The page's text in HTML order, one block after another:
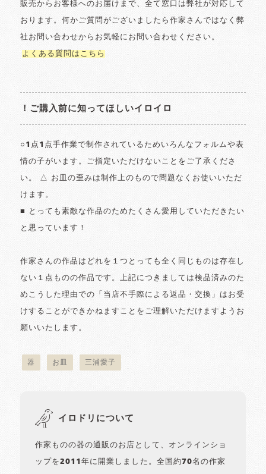
販売からお客様へのお届けまで、全て窓口は弊社が対応して
おります。何かご質問がございましたら作家さんではなく弊
社お問い合わせからお気軽にお問い合わせください。
よくある質問はこちら
！ご購入前に知ってほしいイロイロ
○1点1点手作業で制作されているためいろんなフォルムや表
情の子がいます。ご指定いただけないことをご了承くださ
い。 △ お皿の歪みは制作上のもので問題なくお使いいただ
けます。
■ とっても素敵な作品のためたくさん愛用していただきたい
と思っています！
作家さんの作品はどれを１つとっても全く同じものは存在し
ない１点ものの作品です。上記につきましては検品済みのた
めこうした理由での「当店不手際による返品・交換」はお受
けすることができかねますことをご理解いただけますようお
願いいたします。
器 お皿 三浦愛子
イロドリについて
作家ものの器の通販のお店として、オンラインショ
ップを2011年に開業しました。全国約70名の作家